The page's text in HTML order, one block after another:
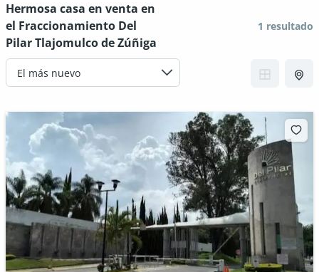
Hermosa casa en venta en
el Fraccionamiento Del
Pilar Tlajomulco de Zúñiga
1 resultado